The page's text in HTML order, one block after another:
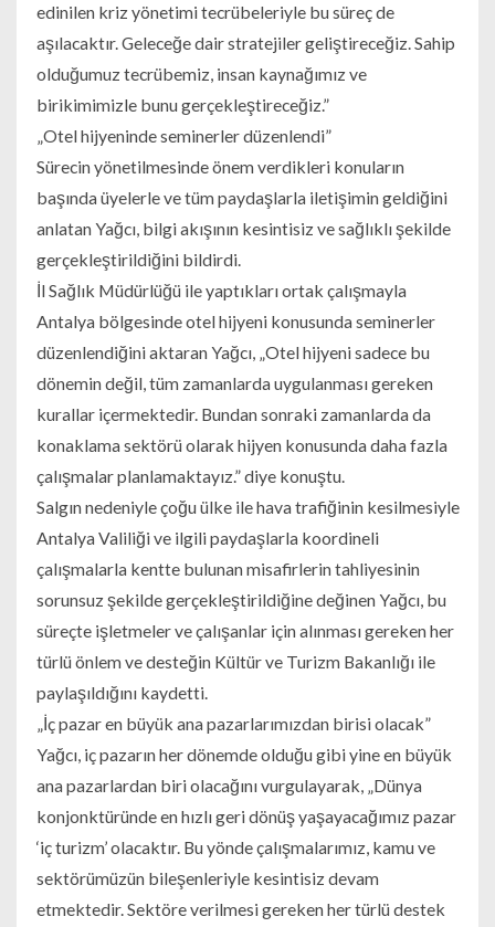
edinilen kriz yönetimi tecrübeleriyle bu süreç de
aşılacaktır. Geleceğe dair stratejiler geliştireceğiz. Sahip
olduğumuz tecrübemiz, insan kaynağımız ve
birikimimizle bunu gerçekleştireceğiz.”
„Otel hijyeninde seminerler düzenlendi”
Sürecin yönetilmesinde önem verdikleri konuların
başında üyelerle ve tüm paydaşlarla iletişimin geldiğini
anlatan Yağcı, bilgi akışının kesintisiz ve sağlıklı şekilde
gerçekleştirildiğini bildirdi.
İl Sağlık Müdürlüğü ile yaptıkları ortak çalışmayla
Antalya bölgesinde otel hijyeni konusunda seminerler
düzenlendiğini aktaran Yağcı, „Otel hijyeni sadece bu
dönemin değil, tüm zamanlarda uygulanması gereken
kurallar içermektedir. Bundan sonraki zamanlarda da
konaklama sektörü olarak hijyen konusunda daha fazla
çalışmalar planlamaktayız.” diye konuştu.
Salgın nedeniyle çoğu ülke ile hava trafiğinin kesilmesiyle
Antalya Valiliği ve ilgili paydaşlarla koordineli
çalışmalarla kentte bulunan misafirlerin tahliyesinin
sorunsuz şekilde gerçekleştirildiğine değinen Yağcı, bu
süreçte işletmeler ve çalışanlar için alınması gereken her
türlü önlem ve desteğin Kültür ve Turizm Bakanlığı ile
paylaşıldığını kaydetti.
„İç pazar en büyük ana pazarlarımızdan birisi olacak”
Yağcı, iç pazarın her dönemde olduğu gibi yine en büyük
ana pazarlardan biri olacağını vurgulayarak, „Dünya
konjonktüründe en hızlı geri dönüş yaşayacağımız pazar
‘iç turizm’ olacaktır. Bu yönde çalışmalarımız, kamu ve
sektörümüzün bileşenleriyle kesintisiz devam
etmektedir. Sektöre verilmesi gereken her türlü destek